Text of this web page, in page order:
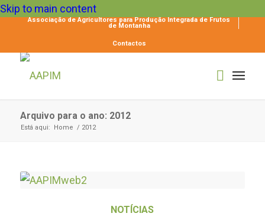
Skip to main content
Associação de Agricultores para Produção Integrada de Frutos
de Montanha
Contactos
Arquivo para o ano: 2012
Está aqui: Home / 2012
NOTÍCIAS